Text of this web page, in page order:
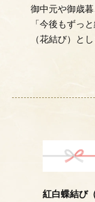
御中元や御歳暮
「今後もずっ
（花結び）とし
紅白蝶結び